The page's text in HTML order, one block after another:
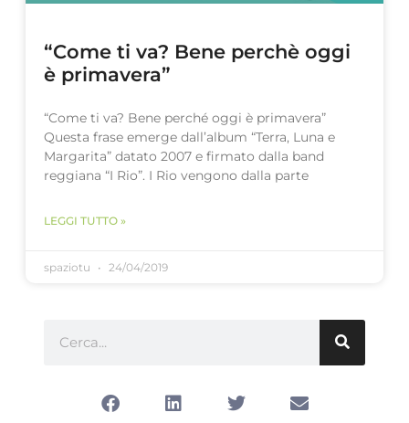
“Come ti va? Bene perchè oggi
è primavera”
“Come ti va? Bene perché oggi è primavera”
Questa frase emerge dall’album “Terra, Luna e
Margarita” datato 2007 e firmato dalla band
reggiana “I Rio”. I Rio vengono dalla parte
LEGGI TUTTO »
spaziotu 24/04/2019